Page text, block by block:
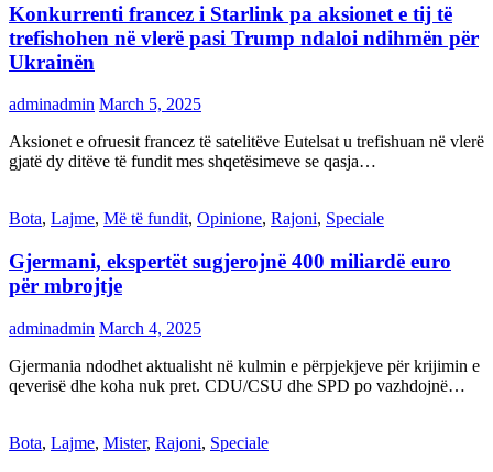
Konkurrenti francez i Starlink pa aksionet e tij të
trefishohen në vlerë pasi Trump ndaloi ndihmën për
Ukrainën
adminadmin March 5, 2025
Aksionet e ofruesit francez të satelitëve Eutelsat u trefishuan në vlerë
gjatë dy ditëve të fundit mes shqetësimeve se qasja…
Bota, Lajme, Më të fundit, Opinione, Rajoni, Speciale
Gjermani, ekspertët sugjerojnë 400 miliardë euro
për mbrojtje
adminadmin March 4, 2025
Gjermania ndodhet aktualisht në kulmin e përpjekjeve për krijimin e
qeverisë dhe koha nuk pret. CDU/CSU dhe SPD po vazhdojnë…
Bota, Lajme, Mister, Rajoni, Speciale